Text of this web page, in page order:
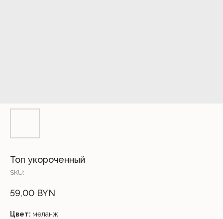
Топ укороченный
SKU:
59,00 BYN
Цвет: меланж